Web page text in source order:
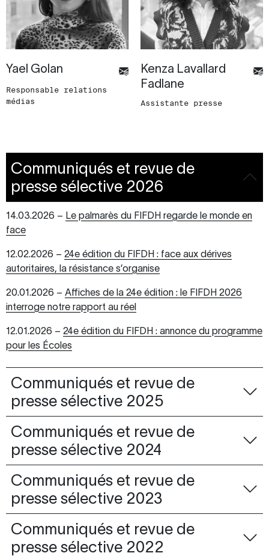
Yael Golan
Responsable relations
médias
Kenza Lavallard
Fadlane
Assistante presse
Communiqués et revue de
presse sélective 2026
14.03.2026 – Le palmarès du FIFDH regarde le monde en
face
12.02.2026 – 24e édition du FIFDH : face aux dérives
autoritaires, la résistance s’organise
20.01.2026 – Affiches de la 24e édition : le FIFDH 2026
interroge notre rapport au réel
12.01.2026 – 24e édition du FIFDH : annonce du programme
pour les Écoles
Communiqués et revue de
presse sélective 2025
Communiqués et revue de
presse sélective 2024
Communiqués et revue de
presse sélective 2023
Communiqués et revue de
presse sélective 2022